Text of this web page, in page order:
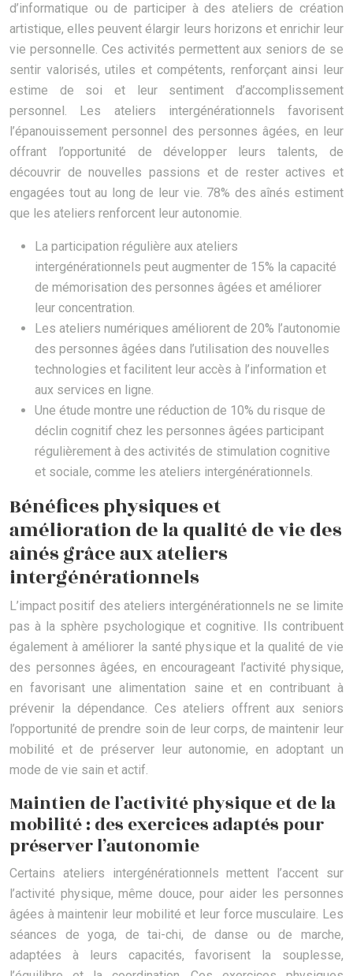
d’informatique ou de participer à des ateliers de création
artistique, elles peuvent élargir leurs horizons et enrichir leur
vie personnelle. Ces activités permettent aux seniors de se
sentir valorisés, utiles et compétents, renforçant ainsi leur
estime de soi et leur sentiment d’accomplissement
personnel. Les ateliers intergénérationnels favorisent
l’épanouissement personnel des personnes âgées, en leur
offrant l’opportunité de développer leurs talents, de
découvrir de nouvelles passions et de rester actives et
engagées tout au long de leur vie. 78% des aînés estiment
que les ateliers renforcent leur autonomie.
La participation régulière aux ateliers
intergénérationnels peut augmenter de 15% la capacité
de mémorisation des personnes âgées et améliorer
leur concentration.
Les ateliers numériques améliorent de 20% l’autonomie
des personnes âgées dans l’utilisation des nouvelles
technologies et facilitent leur accès à l’information et
aux services en ligne.
Une étude montre une réduction de 10% du risque de
déclin cognitif chez les personnes âgées participant
régulièrement à des activités de stimulation cognitive
et sociale, comme les ateliers intergénérationnels.
Bénéfices physiques et
amélioration de la qualité de vie des
aînés grâce aux ateliers
intergénérationnels
L’impact positif des ateliers intergénérationnels ne se limite
pas à la sphère psychologique et cognitive. Ils contribuent
également à améliorer la santé physique et la qualité de vie
des personnes âgées, en encourageant l’activité physique,
en favorisant une alimentation saine et en contribuant à
prévenir la dépendance. Ces ateliers offrent aux seniors
l’opportunité de prendre soin de leur corps, de maintenir leur
mobilité et de préserver leur autonomie, en adoptant un
mode de vie sain et actif.
Maintien de l’activité physique et de la
mobilité : des exercices adaptés pour
préserver l’autonomie
Certains ateliers intergénérationnels mettent l’accent sur
l’activité physique, même douce, pour aider les personnes
âgées à maintenir leur mobilité et leur force musculaire. Les
séances de yoga, de tai-chi, de danse ou de marche,
adaptées à leurs capacités, favorisent la souplesse,